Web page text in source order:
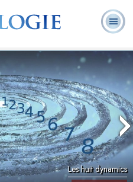
la
?
Foire aux
questions
Livres
Les huit dynamics